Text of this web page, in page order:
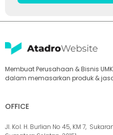
Membuat Perusahaan & Bisnis
dalam memasarkan produk &
OFFICE
Jl. Kol. H. Burlian No 45, KM 7,